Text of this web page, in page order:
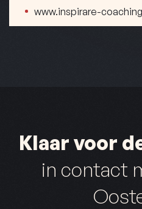
www.inspirare-
Klaar voor
in contact